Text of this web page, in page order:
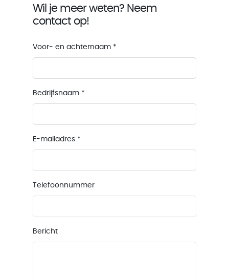
Wil je meer weten? Neem
contact op!
Voor- en achternaam *
Bedrijfsnaam *
E-mailadres *
Telefoonnummer
Bericht